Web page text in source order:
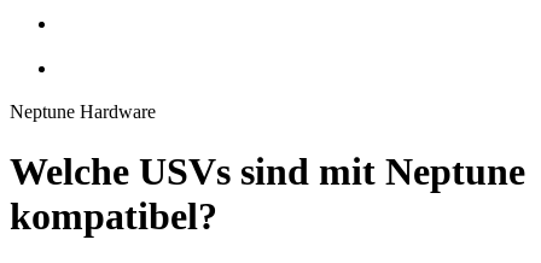
Neptune Hardware
Welche USVs sind mit Neptune
kompatibel?